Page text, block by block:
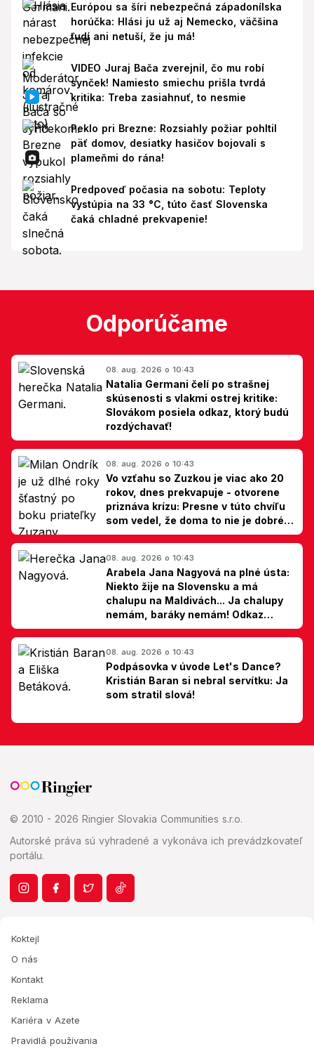
Európou sa šíri nebezpečná západonílska
horúčka: Hlási ju už aj Nemecko, väčšina
ľudí ani netuší, že ju má!
VIDEO Juraj Bača zverejnil, čo mu robí
synček! Namiesto smiechu prišla tvrdá
kritika: Treba zasiahnuť, to nesmie
Peklo pri Brezne: Rozsiahly požiar pohltil
päť domov, desiatky hasičov bojovali s
plameňmi do rána!
Predpoveď počasia na sobotu: Teploty
vystúpia na 33 °C, túto časť Slovenska
čaká chladné prekvapenie!
Odporúčame
08. aug. 2026 o 10:43
Natalia Germani čelí po strašnej
skúsenosti s vlakmi ostrej kritike:
Slovákom posiela odkaz, ktorý budú
rozdýchavať!
08. aug. 2026 o 10:43
Vo vzťahu so Zuzkou je viac ako 20
rokov, dnes prekvapuje - otvorene
priznáva krízu: Presne v túto chvíľu
som vedel, že doma to nie je dobré,
hovorí Milan Ondrík
08. aug. 2026 o 10:43
Arabela Jana Nagyová na plné ústa:
Niekto žije na Slovensku a má
chalupu na Maldivách... Ja chalupy
nemám, baráky nemám! Odkaz
Slovákom
08. aug. 2026 o 10:43
Podpásovka v úvode Let's Dance?
Kristián Baran si nebral servítku: Ja
som stratil slová!
© 2010 - 2026 Ringier Slovakia Communities s.r.o.
Autorské práva sú vyhradené a vykonáva ich prevádzkovateľ
portálu.
Koktejl
O nás
Kontakt
Reklama
Kariéra v Azete
Pravidlá používania